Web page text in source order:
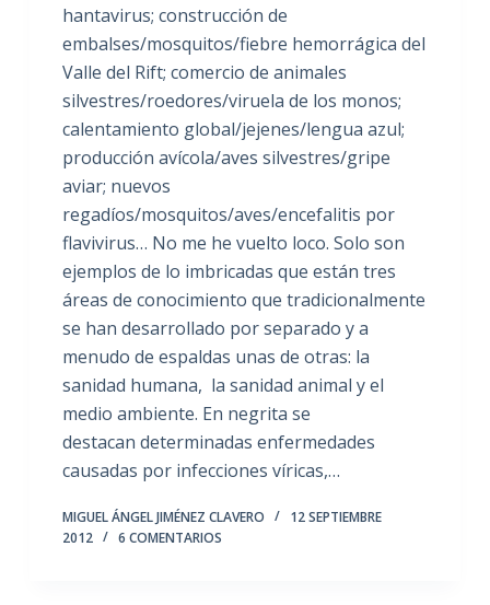
hantavirus; construcción de
embalses/mosquitos/fiebre hemorrágica del
Valle del Rift; comercio de animales
silvestres/roedores/viruela de los monos;
calentamiento global/jejenes/lengua azul;
producción avícola/aves silvestres/gripe
aviar; nuevos
regadíos/mosquitos/aves/encefalitis por
flavivirus… No me he vuelto loco. Solo son
ejemplos de lo imbricadas que están tres
áreas de conocimiento que tradicionalmente
se han desarrollado por separado y a
menudo de espaldas unas de otras: la
sanidad humana, la sanidad animal y el
medio ambiente. En negrita se
destacan determinadas enfermedades
causadas por infecciones víricas,…
MIGUEL ÁNGEL JIMÉNEZ CLAVERO
12 SEPTIEMBRE
2012
6 COMENTARIOS